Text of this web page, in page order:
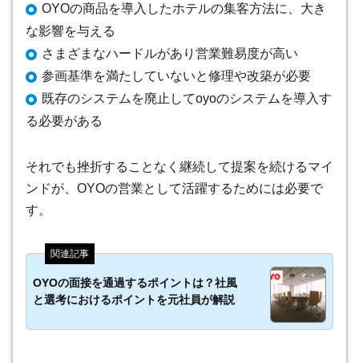
OYOの商品を導入したホテルの集客方法に、大き
な影響を与える
さまざまなハードルがあり営業難易度が高い
参画基準を満たしていないと修理や改築が必要
既存のシステムを廃止してoyoのシステムを導入す
る必要がある
それでも挫折することなく継続して提案を続けるマイ
ンドが、OYOの営業として活躍するためには必要で
す。
OYOの面接を通過するポイントは？社風
と選考におけるポイントを元社員が解説